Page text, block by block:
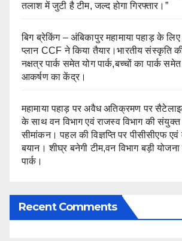
तलाश में जुटी है टीम, जल्द होगा गिरफ्तार।”
बिग ब्रेकिंग – अंबिकापुर महामाया पहाड़ के
प्लान CCF ने किया तैयार।भारतीय संस्कृति
नक्षत्र पार्क समेत योग पार्क,बच्चों का पार्क
आकर्षण का केंद्र।
महामाया पहाड़ पर अवैध अतिक्रमण पर
के साथ वन विभाग एवं राजस्व विभाग की
सीमांकन। पहल की विज्ञप्ति पर पीसीसीएफ
बयान। शीघ्र बनेगी टीम,वन विभाग बड़ी
पार्क।
Recent Comments